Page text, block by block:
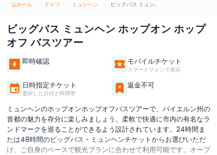
ホーム ドイツ ミュンヘン ビッグバス ミュンヘン ホップオン ホップオフ バスツアー
ビッグバス ミュンヘン ホップオン ホップ
オフ バスツアー
即時確認 モバイルチケット
スマートフォンで表示
日時指定チケット
選択した日付と時間帯
返金不可
ミュンヘンのホップオンホップオフバスツアーで、バイエルン州の
首都の魅力を存分に楽しみましょう。柔軟で快適に市内の有名なラ
ンドマークを巡ることができるよう設計されています。24時間ま
たは48時間のビッグバス・ミュンヘンチケットからお選びいただ
け、ご自身のペースで観光プランに合わせて利用可能です。オープ